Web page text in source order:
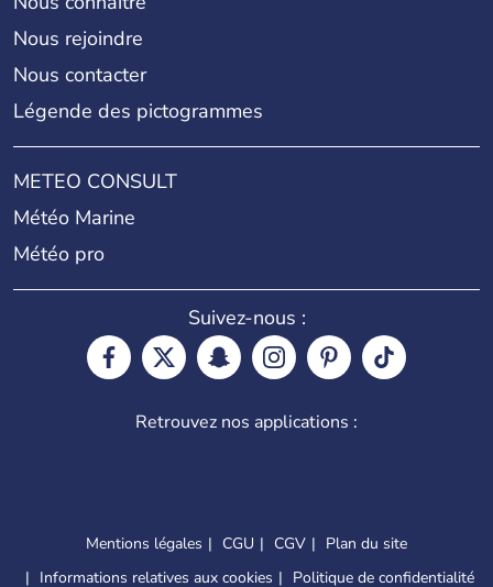
Nous rejoindre
Nous contacter
Légende des pictogrammes
METEO CONSULT
Météo Marine
Météo pro
Suivez-nous :
Retrouvez nos applications :
Mentions légales CGU CGV
Plan du site
Informations relatives aux cookies
Politique de confidentialité